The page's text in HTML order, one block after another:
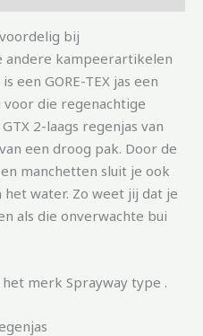
bij
andere kampeerartikelen
GORE-TEX jas een
voor die regenachtige
2-laags regenjas van
een droog pak. Door de
manchetten sluit je ook
water. Zo weet jij dat je
als die onverwachte bui
merk Sprayway type .